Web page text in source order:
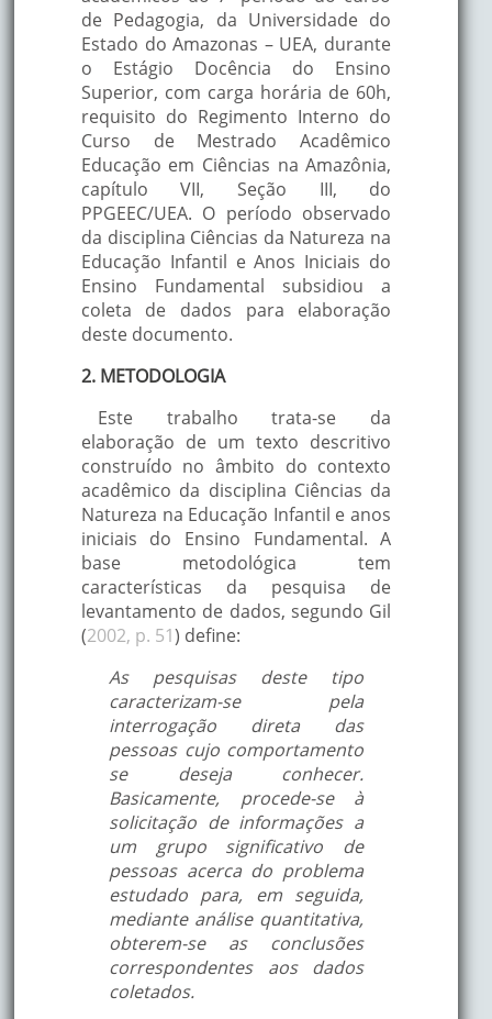
de Pedagogia, da Universidade do
Estado do Amazonas – UEA, durante
o Estágio Docência do Ensino
Superior, com carga horária de 60h,
requisito do Regimento Interno do
Curso de Mestrado Acadêmico
Educação em Ciências na Amazônia,
capítulo VII, Seção III, do
PPGEEC/UEA. O período observado
da disciplina Ciências da Natureza na
Educação Infantil e Anos Iniciais do
Ensino Fundamental subsidiou a
coleta de dados para elaboração
deste documento.
2. METODOLOGIA
Este trabalho trata-se da
elaboração de um texto descritivo
construído no âmbito do contexto
acadêmico da disciplina Ciências da
Natureza na Educação Infantil e anos
iniciais do Ensino Fundamental. A
base metodológica tem
características da pesquisa de
levantamento de dados, segundo Gil
(2002, p. 51) define:
As pesquisas deste tipo
caracterizam-se pela
interrogação direta das
pessoas cujo comportamento
se deseja conhecer.
Basicamente, procede-se à
solicitação de informações a
um grupo significativo de
pessoas acerca do problema
estudado para, em seguida,
mediante análise quantitativa,
obterem-se as conclusões
correspondentes aos dados
coletados.